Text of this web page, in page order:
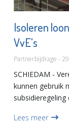
Isoleren
VvE's
Partnerbijdrage -
SCHIEDAM -
kunnen gebruik
verhoogd, maar
Lees meer